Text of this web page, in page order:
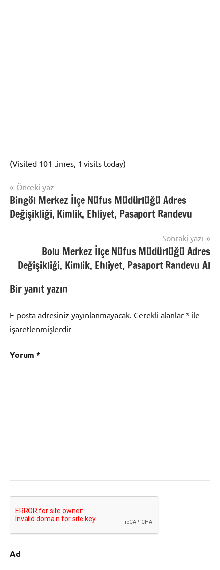
(Visited 101 times, 1 visits today)
Uncategorized
Yazı
gezinmesi
Önceki yazı
Bingöl Merkez İlçe Nüfus Müdürlüğü Adres
Değişikliği, Kimlik, Ehliyet, Pasaport Randevu
Sonraki yazı
Bolu Merkez İlçe Nüfus Müdürlüğü Adres
Değişikliği, Kimlik, Ehliyet, Pasaport Randevu Al
Bir yanıt yazın
E-posta adresiniz yayınlanmayacak. Gerekli alanlar * ile
işaretlenmişlerdir
Yorum *
Ad